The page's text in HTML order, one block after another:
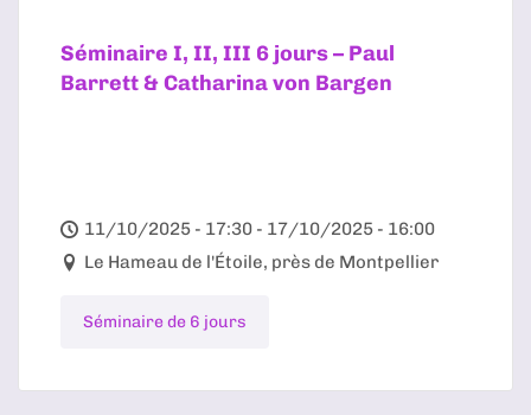
Séminaire I, II, III 6 jours – Paul
Barrett & Catharina von Bargen
11/10/2025 - 17:30 - 17/10/2025 - 16:00
Le Hameau de l'Étoile, près de Montpellier
Séminaire de 6 jours